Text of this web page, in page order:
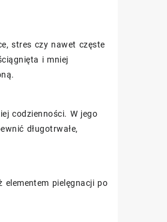
stres czy nawet częste
i mniej
codzienności. W jego
długotrwałe,
pielęgnacji po